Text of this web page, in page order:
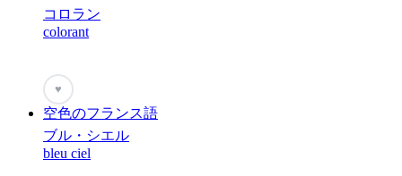
コロラン
colorant
♥
空色のフランス語
ブル・シエル
bleu ciel